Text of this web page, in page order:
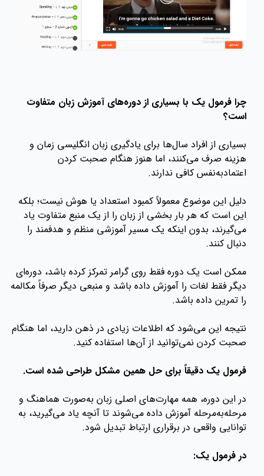
چرا فرمول یک با بسیاری از دوره‌های آموزش زبان متفاوت
است؟
بسیاری از افراد سال‌ها برای یادگیری زبان انگلیسی زمان و
هزینه صرف می‌کنند، اما هنوز هنگام صحبت کردن
اعتمادبه‌نفس کافی ندارند.
دلیل این موضوع معمولاً کمبود استعداد یا هوش نیست؛ بلکه
این است که هر بار بخشی از زبان را از یک منبع متفاوت یاد
می‌گیرند، بدون اینکه یک مسیر آموزشی منظم و هدفمند را
دنبال کنند.
ممکن است یک دوره فقط روی گرامر تمرکز کرده باشد، دوره‌ای
دیگر فقط لغات را آموزش داده باشد و منبعی دیگر صرفاً مکالمه
را تمرین داده باشد.
نتیجه این می‌شود که اطلاعات زیادی در ذهن دارید، اما هنگام
صحبت کردن نمی‌توانید از آن‌ها استفاده کنید.
فرمول یک دقیقاً برای حل همین مشکل طراحی شده است.
در این دوره، همه مهارت‌های اصلی زبان به‌صورت هماهنگ و
مرحله‌به‌مرحله آموزش داده می‌شوند تا آنچه یاد می‌گیرید، به
توانایی واقعی در برقراری ارتباط تبدیل شود.
در فرمول یک: